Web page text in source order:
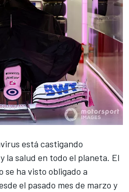
está castigando
la salud en todo el planeta. El
ha visto obligado a
el pasado mes de marzo y